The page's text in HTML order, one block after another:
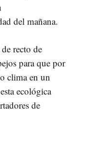
del mañana.
recto de
para que por
clima en un
ecológica
de